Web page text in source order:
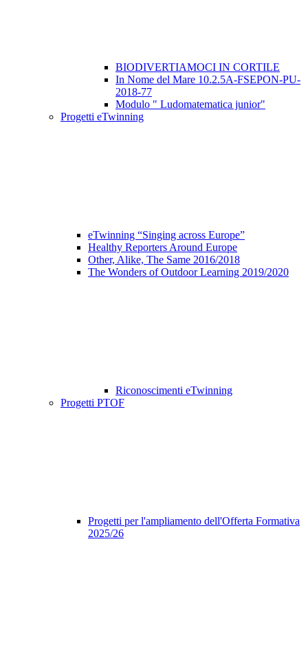
BIODIVERTIAMOCI IN CORTILE
In Nome del Mare 10.2.5A-FSEPON-PU-
2018-77
Modulo " Ludomatematica junior"
Progetti eTwinning
eTwinning “Singing across Europe”
Healthy Reporters Around Europe
Other, Alike, The Same 2016/2018
The Wonders of Outdoor Learning 2019/2020
Riconoscimenti eTwinning
Progetti PTOF
Progetti per l'ampliamento dell'Offerta Formativa
2025/26